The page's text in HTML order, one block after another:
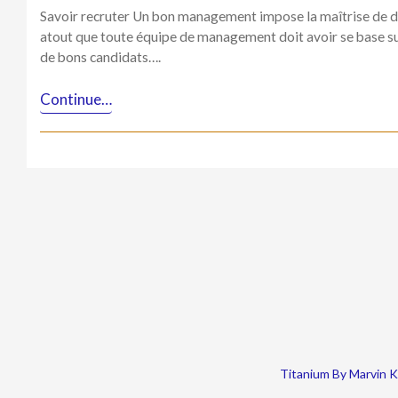
Savoir recruter Un bon management impose la maîtrise de
atout que toute équipe de management doit avoir se base
de bons candidats….
Continue…
Titanium By Marvin